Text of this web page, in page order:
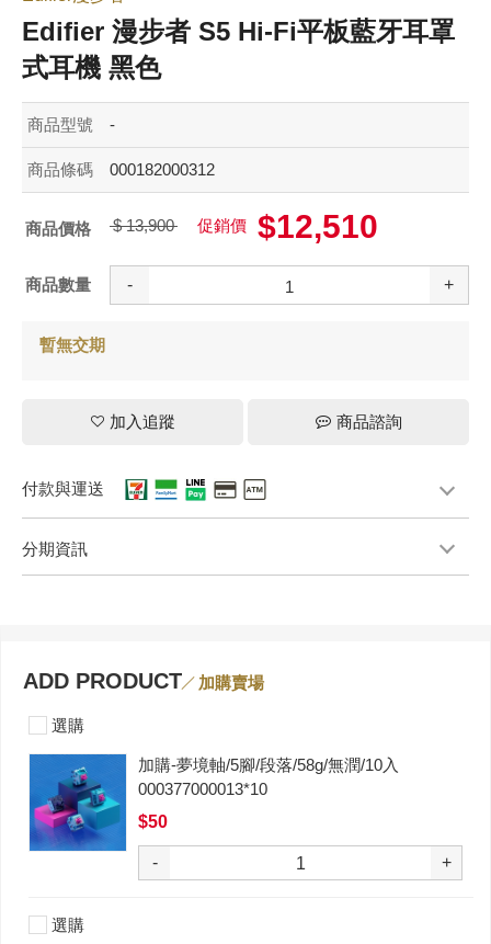
Edifier 漫步者 S5 Hi-Fi平板藍牙耳罩
式耳機 黑色
商品型號 -
商品條碼 000182000312
商品價格 $ 13,900 促銷價 $12,510
商品數量 - +
暫無交期
加入追蹤 商品諮詢
付款與運送
分期資訊
ADD PRODUCT 加購賣場
選購
加購-夢境軸/5腳/段落/58g/無潤/10入
000377000013*10
$50
- +
選購